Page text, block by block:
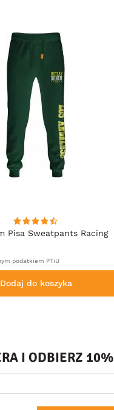
Pisa Sweatpants Racing
podatkiem PTiU
Dodaj do koszyka
I ODBIERZ